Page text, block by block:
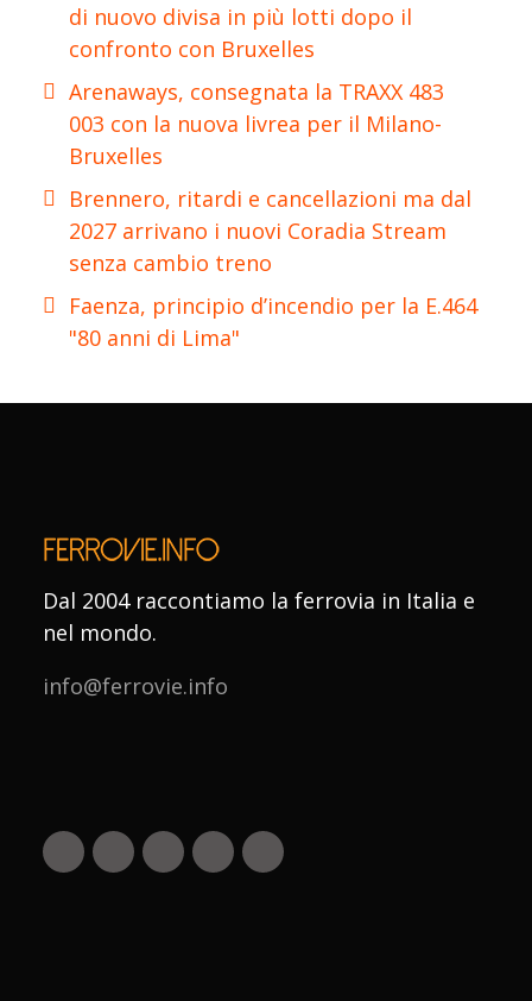
di nuovo divisa in più lotti dopo il
confronto con Bruxelles
Arenaways, consegnata la TRAXX 483
003 con la nuova livrea per il Milano-
Bruxelles
Brennero, ritardi e cancellazioni ma dal
2027 arrivano i nuovi Coradia Stream
senza cambio treno
Faenza, principio d’incendio per la E.464
"80 anni di Lima"
Dal 2004 raccontiamo la ferrovia in Italia e
nel mondo.
info@ferrovie.info